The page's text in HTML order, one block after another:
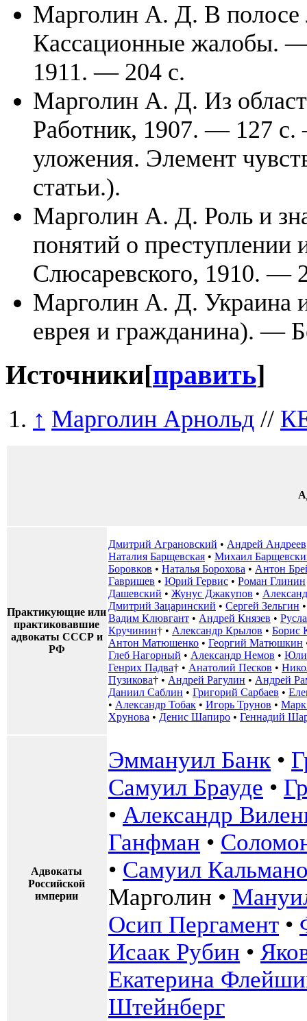
Марголин А. Д. В полосе
Кассационные жалобы.
1911. — 204 с.
Марголин А. Д. Из
Работник, 1907. — 127
уложения. Элемент
статьи.).
Марголин А. Д. Роль и
понятий о
Слюсаревского, 1910. —
Марголин А. Д. Украина
еврея и гражданина). —
Источники[править]
↑ Марголин Арнольд //
Практикующие или
практиковавшие
адвокаты СССР и
РФ
Дмитрий Аграновский • Андрей Андреев
Наталия Барщевская • Михаил
Боровков • Наталья Борохова • Антон
Гавришев • Юрий Гервис • Роман Глинин
Дашевский • Жунус Джакупов •
Дмитрий Зацаринский • Сергей Зельгин
Вадим Клювгант • Андрей Князев •
Кручинин† • Александр Крылов • Борис
Антон Матюшенко • Георгий Матюшкин
Глеб Нагорный • Александр Немов •
Генрих Падва† • Анатолий Песков •
Пузикова† • Андрей Рагулин • Андрей
Даниил Саблин • Григорий Сарбаев •
• Александр Тобак • Игорь Трунов •
Хрунова • Денис Шапиро • Геннадий
Адвокаты
Российской
империи
Эммануил Банк •
Самуил Брауде •
• Александр
Ганфман •
• Самуил
Марголин •
Осип Пергамент •
Исаак Рубин •
Екатерина
Штейнберг